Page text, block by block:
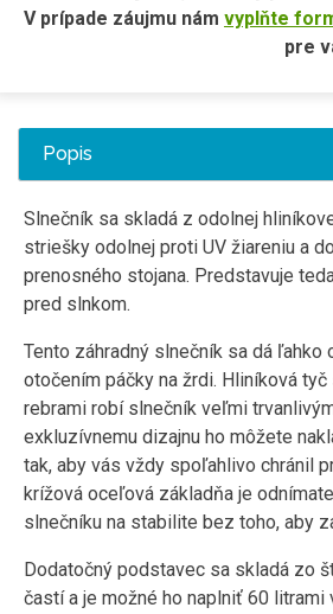
V prípade záujmu nám vyplňte
pre
Popis
Slnečník sa skladá z odolnej
striešky odolnej proti UV žiareniu a
prenosného stojana. Predstavuje
pred slnkom.
Tento záhradný slnečník sa dá ľahko
otočením páčky na žrdi. Hliníková
rebrami robí slnečník veľmi
exkluzívnemu dizajnu ho môžete
tak, aby vás vždy spoľahlivo chránil
krížová oceľová základňa je
slnečníku na stabilite bez toho, aby
Dodatočný podstavec sa skladá zo
častí a je možné ho naplniť 60 litrami